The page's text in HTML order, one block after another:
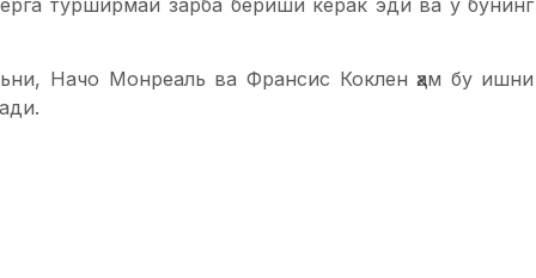
турширмай зарба бериши керак эди ва у бунинг
Начо Монреаль ва Франсис Коклен ҳам бу ишни